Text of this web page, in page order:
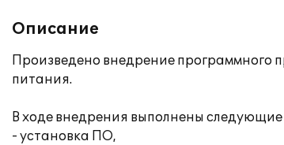
Описание
Произведено внедрение программного
питания.
В ходе внедрения выполнены
- установка ПО,